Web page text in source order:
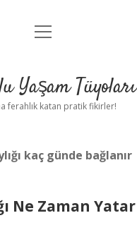
Anasayfa
Yasal Uyarı
menüyü
Yaşam Tüyoları
ferahlık katan pratik fikirler!
kaç günde bağlanır
Ne Zaman Yatar